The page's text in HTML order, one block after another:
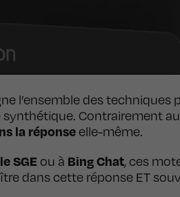
l’ensemble des
synthétique. Contrairement au
la réponseelle-même.
SGE ou à Bing Chat, ces
dans cette réponse ET